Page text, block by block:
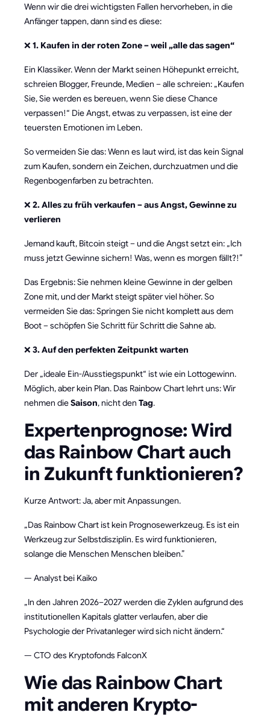
Wenn wir die drei wichtigsten Fallen hervorheben, in die
Anfänger tappen, dann sind es diese:
❌ 1. Kaufen in der roten Zone – weil „alle das sagen“
Ein Klassiker. Wenn der Markt seinen Höhepunkt erreicht,
schreien Blogger, Freunde, Medien – alle schreien: „Kaufen
Sie, Sie werden es bereuen, wenn Sie diese Chance
verpassen!“ Die Angst, etwas zu verpassen, ist eine der
teuersten Emotionen im Leben.
So vermeiden Sie das: Wenn es laut wird, ist das kein Signal
zum Kaufen, sondern ein Zeichen, durchzuatmen und die
Regenbogenfarben zu betrachten.
❌ 2. Alles zu früh verkaufen – aus Angst, Gewinne zu
verlieren
Jemand kauft, Bitcoin steigt – und die Angst setzt ein: „Ich
muss jetzt Gewinne sichern! Was, wenn es morgen fällt?!”
Das Ergebnis: Sie nehmen kleine Gewinne in der gelben
Zone mit, und der Markt steigt später viel höher. So
vermeiden Sie das: Springen Sie nicht komplett aus dem
Boot – schöpfen Sie Schritt für Schritt die Sahne ab.
❌ 3. Auf den perfekten Zeitpunkt warten
Der „ideale Ein-/Ausstiegspunkt“ ist wie ein Lottogewinn.
Möglich, aber kein Plan. Das Rainbow Chart lehrt uns: Wir
nehmen dieSaison, nicht den Tag.
Expertenprognose: Wird
das Rainbow Chart auch
in Zukunft funktionieren?
Kurze Antwort: Ja, aber mit Anpassungen.
„Das Rainbow Chart ist kein Prognosewerkzeug. Es ist ein
Werkzeug zur Selbstdisziplin. Es wird funktionieren,
solange die Menschen Menschen bleiben.”
— Analyst bei Kaiko
„In den Jahren 2026–2027 werden die Zyklen aufgrund des
institutionellen Kapitals glatter verlaufen, aber die
Psychologie der Privatanleger wird sich nicht ändern.“
— CTO des Kryptofonds FalconX
Wie das Rainbow Chart
mit anderen Krypto-